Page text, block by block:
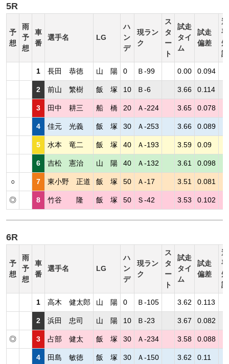
5R
予
想
雨
予
想
車
番
選手名 LG
ハ
ン
デ
現ラン
ク
ス
タ
ー
ト
試走
タイ
ム
試走
偏差
選
手
短
評
1 長田 恭徳 山 陽 0 Ｂ-99 0.00 0.094
2 前山 繁樹 飯 塚 10 Ｂ-6 3.66 0.114
3 田中 耕三 船 橋 20 Ａ-224 3.65 0.078
4 佳元 光義 飯 塚 30 Ａ-253 3.66 0.089
5 水本 竜二 飯 塚 40 Ａ-193 3.59 0.09
6 吉松 憲治 山 陽 40 Ａ-132 3.61 0.098
○ 7 東小野 正道 飯 塚 50 Ａ-17 3.51 0.081
◎ 8 竹谷 隆 飯 塚 50 Ｓ-42 3.53 0.102
6R
予
想
雨
予
想
車
番
選手名 LG
ハ
ン
デ
現ラン
ク
ス
タ
ー
ト
試走
タイ
ム
試走
偏差
選
手
短
評
1 高木 健太郎 山 陽 0 Ｂ-105 3.62 0.113
2 浜田 忠司 山 陽 10 Ｂ-23 3.67 0.082
◎ 3 占部 健太 飯 塚 30 Ａ-234 3.58 0.088
4 田島 敏徳 飯 塚 30 Ａ-150 3.62 0.11